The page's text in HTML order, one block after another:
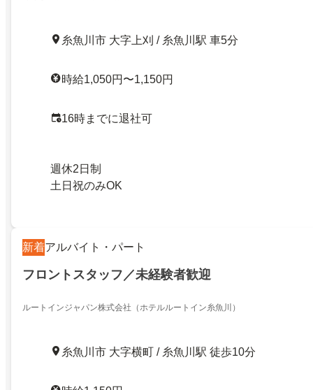
糸魚川市 大字上刈 / 糸魚川駅 車5分
時給1,050円〜1,150円
16時までに退社可
週休2日制
土日祝のみOK
新着アルバイト・パート
フロントスタッフ／未経験者歓迎
ルートインジャパン株式会社（ホテルルートイン糸魚川）
糸魚川市 大字横町 / 糸魚川駅 徒歩10分